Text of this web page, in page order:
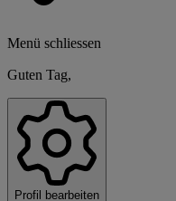
Menü schliessen
Guten Tag,
Profil bearbeiten